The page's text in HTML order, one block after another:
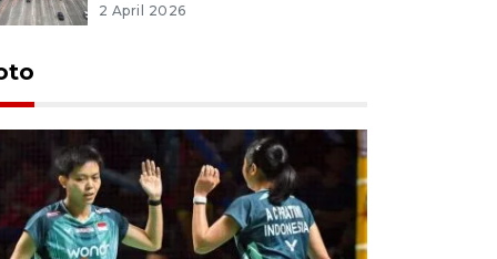
2 April 2026